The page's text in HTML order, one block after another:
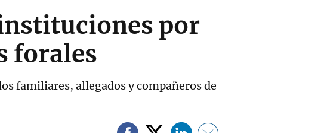
por
forales
familiares, allegados y compañeros de